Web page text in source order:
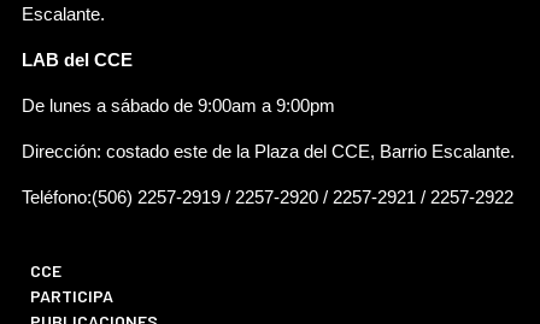
Escalante.
LAB del CCE
De lunes a sábado de 9:00am a 9:00pm
Dirección: costado este de la Plaza del CCE, Barrio Escalante.
Teléfono:(506) 2257-2919 / 2257-2920 / 2257-2921 / 2257-2922
CCE
PARTICIPA